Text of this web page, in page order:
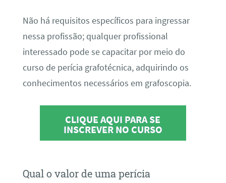
Não há requisitos específicos para ingressar
nessa profissão; qualquer profissional
interessado pode se capacitar por meio do
curso de perícia grafotécnica, adquirindo os
conhecimentos necessários em grafoscopia.
CLIQUE AQUI PARA SE
INSCREVER NO CURSO
Qual o valor de uma perícia